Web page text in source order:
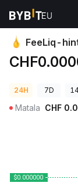
Kryptohinnat
FeeLiq-
24H 7D
Matala CHF